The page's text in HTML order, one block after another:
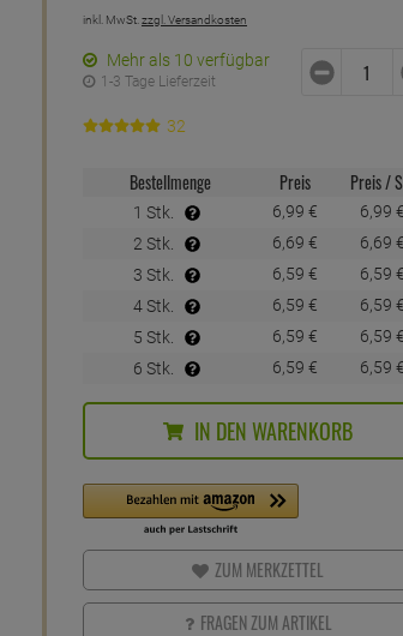
inkl. MwSt. zzgl. Versandkosten
Mehr als 10 verfügbar
1-3 Tage Lieferzeit
32
Bestellmenge Preis Preis /
1 Stk. 6, 99 € 6, 99 €
2 Stk.
6, 69 € 6, 69 €
3 Stk.
6, 59 € 6, 59 €
4 Stk.
6, 59 € 6, 59 €
5 Stk.
6, 59 € 6, 59 €
6 Stk.
6, 59 € 6, 59 €
IN DEN WARENKORB
ZUM MERKZETTEL
FRAGEN ZUM ARTIKEL